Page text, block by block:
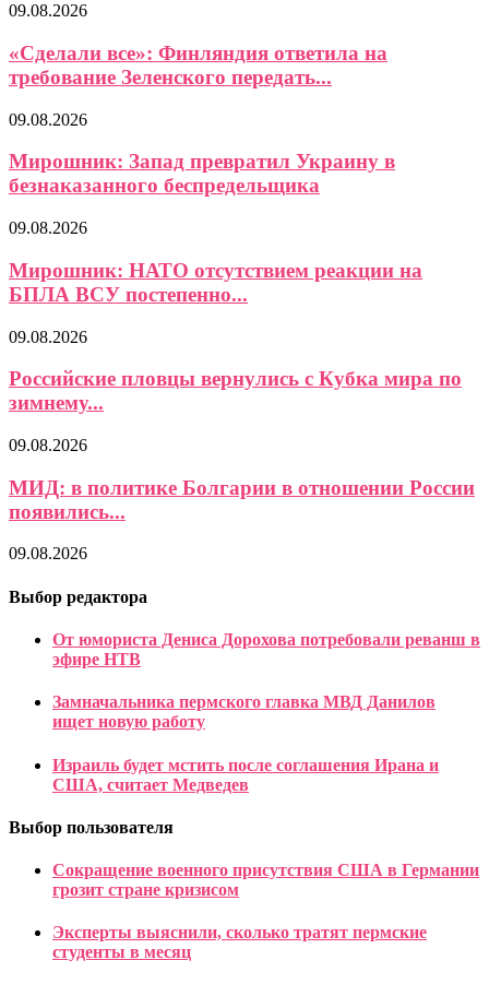
09.08.2026
«Сделали все»: Финляндия ответила на
требование Зеленского передать...
09.08.2026
Мирошник: Запад превратил Украину в
безнаказанного беспредельщика
09.08.2026
Мирошник: НАТО отсутствием реакции на
БПЛА ВСУ постепенно...
09.08.2026
Российские пловцы вернулись с Кубка мира по
зимнему...
09.08.2026
МИД: в политике Болгарии в отношении России
появились...
09.08.2026
Выбор редактора
От юмориста Дениса Дорохова потребовали реванш в
эфире НТВ
Замначальника пермского главка МВД Данилов
ищет новую работу
Израиль будет мстить после соглашения Ирана и
США, считает Медведев
Выбор пользователя
Сокращение военного присутствия США в Германии
грозит стране кризисом
Эксперты выяснили, сколько тратят пермские
студенты в месяц